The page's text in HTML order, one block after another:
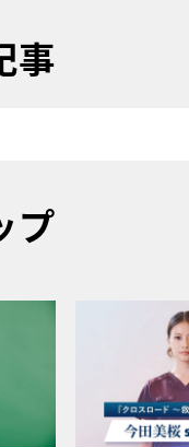
事
プ